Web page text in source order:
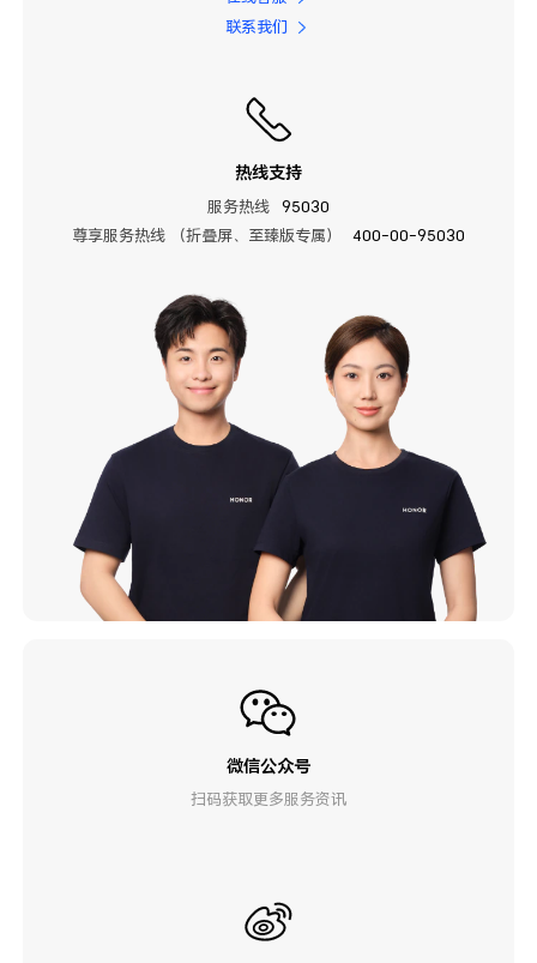
联系我们
热线支持
服务热线
95030
尊享服务热线 （折叠屏、至臻版专属）
400-00-95030
微信公众号
扫码获取更多服务资讯